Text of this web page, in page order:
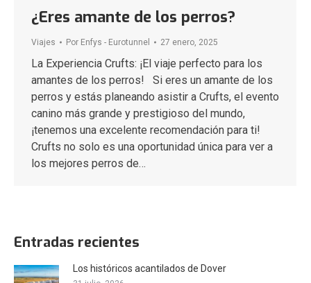
¿Eres amante de los perros?
Viajes Por Enfys - Eurotunnel 27 enero, 2025
La Experiencia Crufts: ¡El viaje perfecto para los
amantes de los perros! Si eres un amante de los
perros y estás planeando asistir a Crufts, el evento
canino más grande y prestigioso del mundo,
¡tenemos una excelente recomendación para ti!
Crufts no solo es una oportunidad única para ver a
los mejores perros de…
Entradas recientes
Los históricos acantilados de Dover